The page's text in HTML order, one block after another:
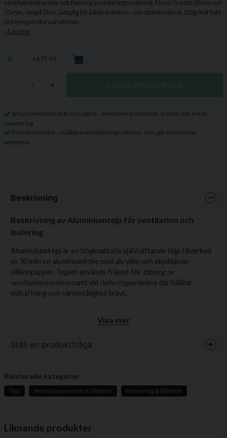
ventilationskanaler och fixering av isoleringsmaterial. Finns i bredd 50 mm och
75 mm, längd 50 m, lämplig för både inomhus- och utomhusbruk, tålig mot fukt
och temperaturvariationer.
Läs mer
LA75-50
- +
Smart ventilation från Europlast – kombinerar funktion, estetik och enkel
montering.
Prisvärd kvalitet – hållbara ventilationsprodukter som ger mycket för
pengarna.
Liknande produkter
Beskrivning
Beskrivning av Aluminiumtejp för ventilation och
isolering
Aluminiumtejp är en högkvalitativ självhäftande tejp tillverkad
av 30 mikron aluminiumfolie med akryllim och skyddande
silikonpapper. Tejpen används främst för tätning av
ventilationssystem samt vid isoleringsarbeten , där hållbar
vidhäftning och värmetålighet krävs.
Lim: Akryllim med stark vidhäftningsförmåga
Färg: Aluminium (silver)
Lämplig för inomhus och utomhusbruk
Ytorna måste vararena, torra och fria från fett eller smuts
Visa mer
Ställ en produktfråga
Fråga oss något om denna produkten...
Namn
Relaterade kategorier
Tejp Ventilationssystem & tillbehör Montering & tillbehör